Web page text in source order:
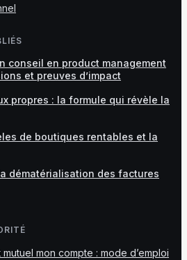
conseil en product management
et preuves d’impact
propres : la formule qui révèle la
de boutiques rentables et la
dématérialisation des factures
mon compte : mode d’emploi